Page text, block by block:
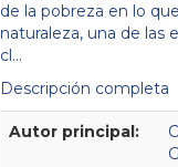
de la pobreza en lo
naturaleza, una de las
cl...
Descripción completa
Detalles Bibliográficos
Autor principal: